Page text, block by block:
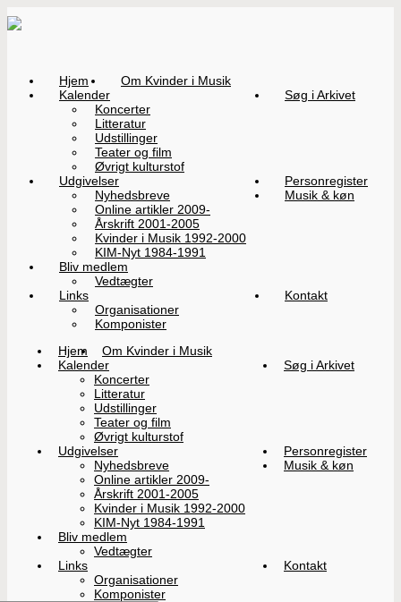
Hjem
Om Kvinder i Musik
Kalender
Koncerter
Litteratur
Udstillinger
Teater og film
Øvrigt kulturstof
Søg i Arkivet
Udgivelser
Nyhedsbreve
Online artikler 2009-
Årskrift 2001-2005
Kvinder i Musik 1992-2000
KIM-Nyt 1984-1991
Personregister
Musik & køn
Bliv medlem
Vedtægter
Links
Organisationer
Komponister
Kontakt
Hjem
Om Kvinder i Musik
Kalender
Koncerter
Litteratur
Udstillinger
Teater og film
Øvrigt kulturstof
Søg i Arkivet
Udgivelser
Nyhedsbreve
Online artikler 2009-
Årskrift 2001-2005
Kvinder i Musik 1992-2000
KIM-Nyt 1984-1991
Personregister
Musik & køn
Bliv medlem
Vedtægter
Links
Organisationer
Komponister
Kontakt